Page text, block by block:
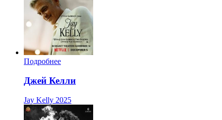
Подробнее
Джей Келли
Jay Kelly 2025